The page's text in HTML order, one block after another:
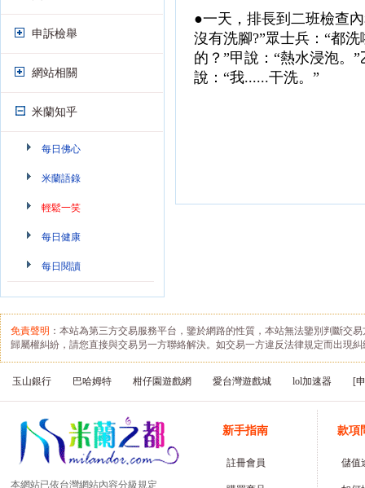
申訴檢舉
網站相關
米蘭知乎
每日佛心
米蘭語錄
輕鬆一笑
每日健康
每日閱讀
●一天，排長到二班檢查
沒有洗腳?”眾士兵：“都
的？”甲說：“熱水浸泡。
說：“我......干洗。”
免責聲明 ：本站為第三方交易服務平台，鑒於網路的性質，本站無法鑒別判斷交
歸屬權糾紛，請您直接與交易另一方聯絡解決。如交易一方違反法律規定而出現
玉山銀行 巴哈姆特 柑仔園遊戲網 愛台灣遊戲城 lol加速器 [
本網站已依台灣網站內容分級規定
新手指南
註冊會員
款項
儲值